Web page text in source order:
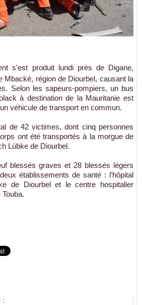
s'est produit lundi près de Digane,
Mbacké, région de Diourbel, causant la
Selon les sapeurs-pompiers, un bus
à destination de la Mauritanie est
véhicule de transport en commun.
de 42 victimes, dont cinq personnes
ont été transportés à la morgue de
Lübke de Diourbel.
blessés graves et 28 blessés légers
établissements de santé : l’hôpital
de Diourbel et le centre hospitalier
: